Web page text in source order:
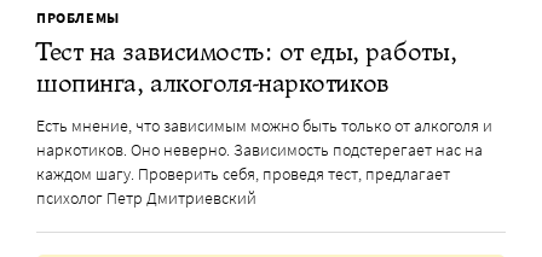
ПРОБЛЕМЫ
Тест на зависимость: от еды, работы,
шопинга, алкоголя-наркотиков
Есть мнение, что зависимым можно быть только от алкоголя и
наркотиков. Оно неверно. Зависимость подстерегает нас на
каждом шагу. Проверить себя, проведя тест, предлагает
психолог Петр Дмитриевский